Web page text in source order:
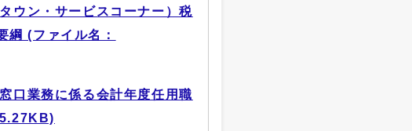
ウン・サービスコーナー）税
綱 (ファイル名：
口業務に係る会計年度任用職